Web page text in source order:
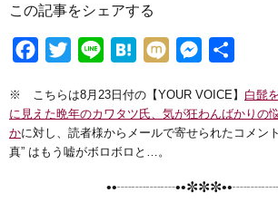
この記事をシェアする
c
e
b
i
t
t
n
e
H
t
e
n
M
x
i
s
s
※ こちらは8月23日付の【YOUR VOICE】 白髭
に見えた晩年のカワタツ氏、気が狂わんばかりの
かに対し、読者様からメールで寄せられたコメン
真” はもう嘘がボロボロと…。